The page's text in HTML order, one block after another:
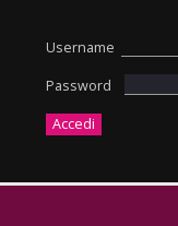
Username
Password